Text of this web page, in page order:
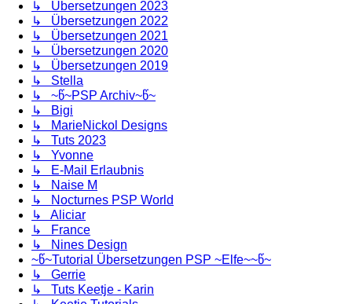
↳ Übersetzungen 2023
↳ Übersetzungen 2022
↳ Übersetzungen 2021
↳ Übersetzungen 2020
↳ Übersetzungen 2019
↳ Stella
↳ ~წ~PSP Archiv~წ~
↳ Bigi
↳ MarieNickol Designs
↳ Tuts 2023
↳ Yvonne
↳ E-Mail Erlaubnis
↳ Naise M
↳ Nocturnes PSP World
↳ Aliciar
↳ France
↳ Nines Design
~წ~Tutorial Übersetzungen PSP ~Elfe~~წ~
↳ Gerrie
↳ Tuts Keetje - Karin